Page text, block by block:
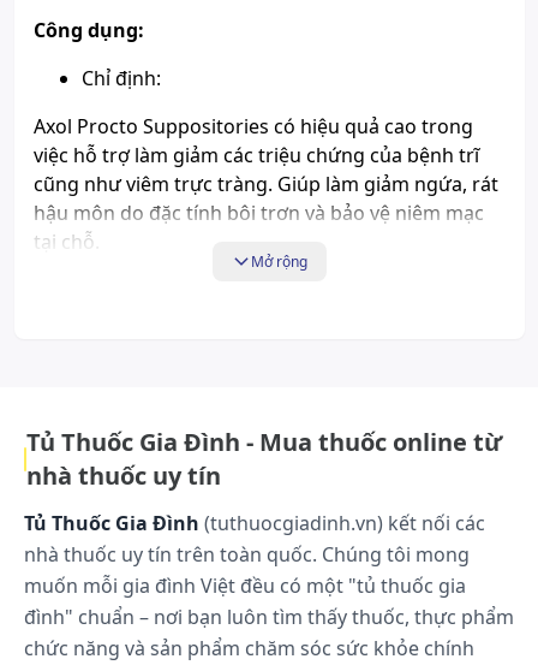
Công dụng:
Chỉ định:
Axol Procto Suppositories có hiệu quả cao trong
việc hỗ trợ làm giảm các triệu chứng của bệnh trĩ
cũng như viêm trực tràng. Giúp làm giảm ngứa, rát
hậu môn do đặc tính bôi trơn và bảo vệ niêm mạc
tại chỗ.
hồ, lấy viên đặt ra khỏi phim bảo vệ, có thể cho qua
vòi nước chảy vài giây đồng hồ để dễ thao tác hơn.
Sử dụng găng tay y tế khi thực hiện thao tác đặt
viên đạn, đẩy viên đạn vào trong hậu môn. Có thể
sử dụng sau khi đi đại tiện để hạn chế tình trạng rát
và chảy máu.
Liều dùng:
Mở rộng
Tủ Thuốc Gia Đình - Mua thuốc online từ
nhà thuốc uy tín
Tủ Thuốc Gia Đình (tuthuocgiadinh.vn) kết nối các
nhà thuốc uy tín trên toàn quốc. Chúng tôi mong
muốn mỗi gia đình Việt đều có một "tủ thuốc gia
đình" chuẩn – nơi bạn luôn tìm thấy thuốc, thực phẩm
chức năng và sản phẩm chăm sóc sức khỏe chính